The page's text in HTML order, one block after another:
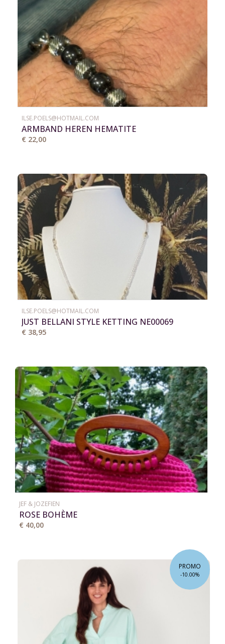
ILSE.POELS@HOTMAIL.COM
ARMBAND HEREN HEMATITE
€ 22,00
ILSE.POELS@HOTMAIL.COM
JUST BELLANI STYLE KETTING NE00069
€ 38,95
JEF & JOZEFIEN
ROSE BOHÈME
€ 40,00
PROMO
-10.00%